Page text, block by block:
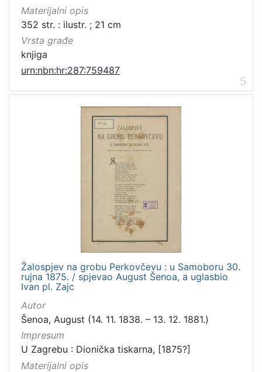
Materijalni opis
352 str. : ilustr. ; 21 cm
Vrsta građe
knjiga
urn:nbn:hr:287:759487
5
Žalospjev na grobu Perkovčevu : u Samoboru 30.
rujna 1875. / spjevao August Šenoa, a uglasbio
Ivan pl. Zajc
Autor
Šenoa, August (14. 11. 1838. – 13. 12. 1881.)
Impresum
U Zagrebu : Dionička tiskarna, [1875?]
Materijalni opis